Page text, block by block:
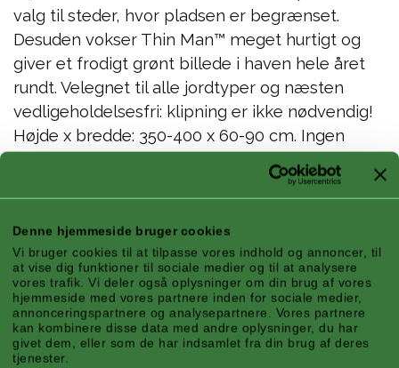
Denne hjemmeside bruger cookies
Vi bruger cookies til at tilpasse vores indhold og annoncer, til
at vise dig funktioner til sociale medier og til at analysere
vores trafik. Vi deler også oplysninger om din brug af vores
hjemmeside med vores partnere inden for sociale medier,
annonceringspartnere og analysepartnere. Vores partnere
kan kombinere disse data med andre oplysninger, du har
givet dem, eller som de har indsamlet fra din brug af deres
tjenester.
valg til steder, hvor pladsen er begrænset.
Desuden vokser Thin Man™ meget hurtigt og
giver et frodigt grønt billede i haven hele året
rundt. Velegnet til alle jordtyper og næsten
vedligeholdelsesfri: klipning er ikke nødvendig!
Højde x bredde: 350-400 x 60-90 cm. Ingen
beskæring nødvendig. Frostbestandig ned til
Thuja occ. ('SMTOTM') Thin Man™ - Formering forbudt! EU TM
ansøgt om
Funktioner